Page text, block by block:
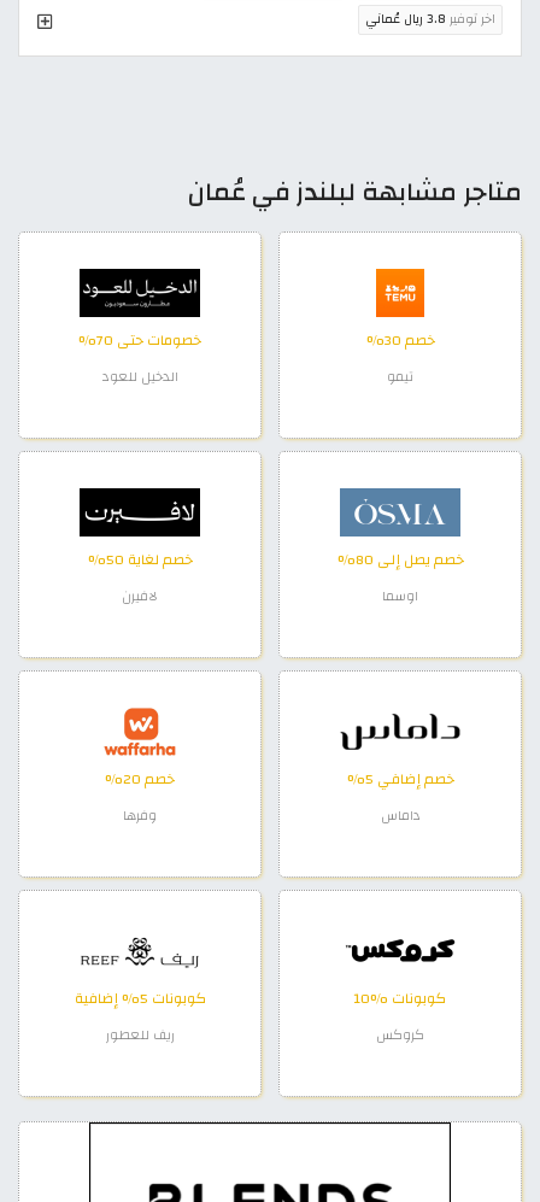
اخر توفير 3.8 ريال عُماني
متاجر مشابهة لبلندز في عُمان
خصم 30%
تيمو
خصومات حتى 70%
الدخيل للعود
خصم يصل إلى 80%
اوسما
خصم لغاية 50%
لافيرن
خصم إضافي 5%
داماس
خصم 20%
وفرها
كوبونات %10
كروكس
كوبونات 5% إضافية
ريف للعطور